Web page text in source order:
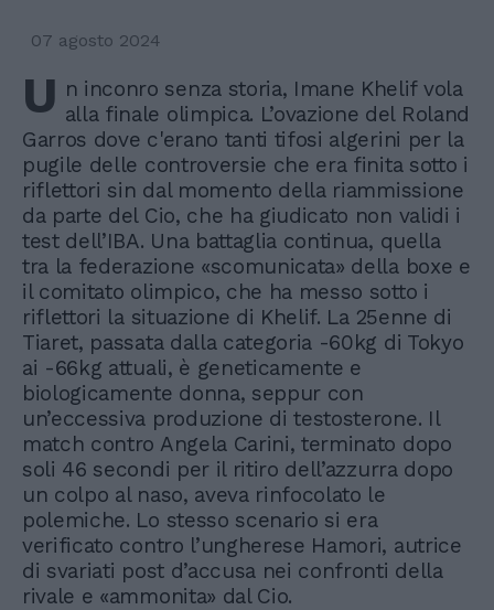
07 agosto 2024
U n inconro senza storia, Imane Khelif vola
alla finale olimpica. L’ovazione del Roland
Garros dove c'erano tanti tifosi algerini per la
pugile delle controversie che era finita sotto i
riflettori sin dal momento della riammissione
da parte del Cio, che ha giudicato non validi i
test dell’IBA. Una battaglia continua, quella
tra la federazione «scomunicata» della boxe e
il comitato olimpico, che ha messo sotto i
riflettori la situazione di Khelif. La 25enne di
Tiaret, passata dalla categoria -60kg di Tokyo
ai -66kg attuali, è geneticamente e
biologicamente donna, seppur con
un’eccessiva produzione di testosterone. Il
match contro Angela Carini, terminato dopo
soli 46 secondi per il ritiro dell’azzurra dopo
un colpo al naso, aveva rinfocolato le
polemiche. Lo stesso scenario si era
verificato contro l’ungherese Hamori, autrice
di svariati post d’accusa nei confronti della
rivale e «ammonita» dal Cio.